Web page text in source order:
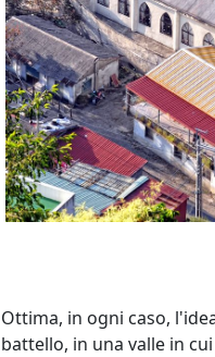
Ottima, in ogni caso,
battello, in una valle in